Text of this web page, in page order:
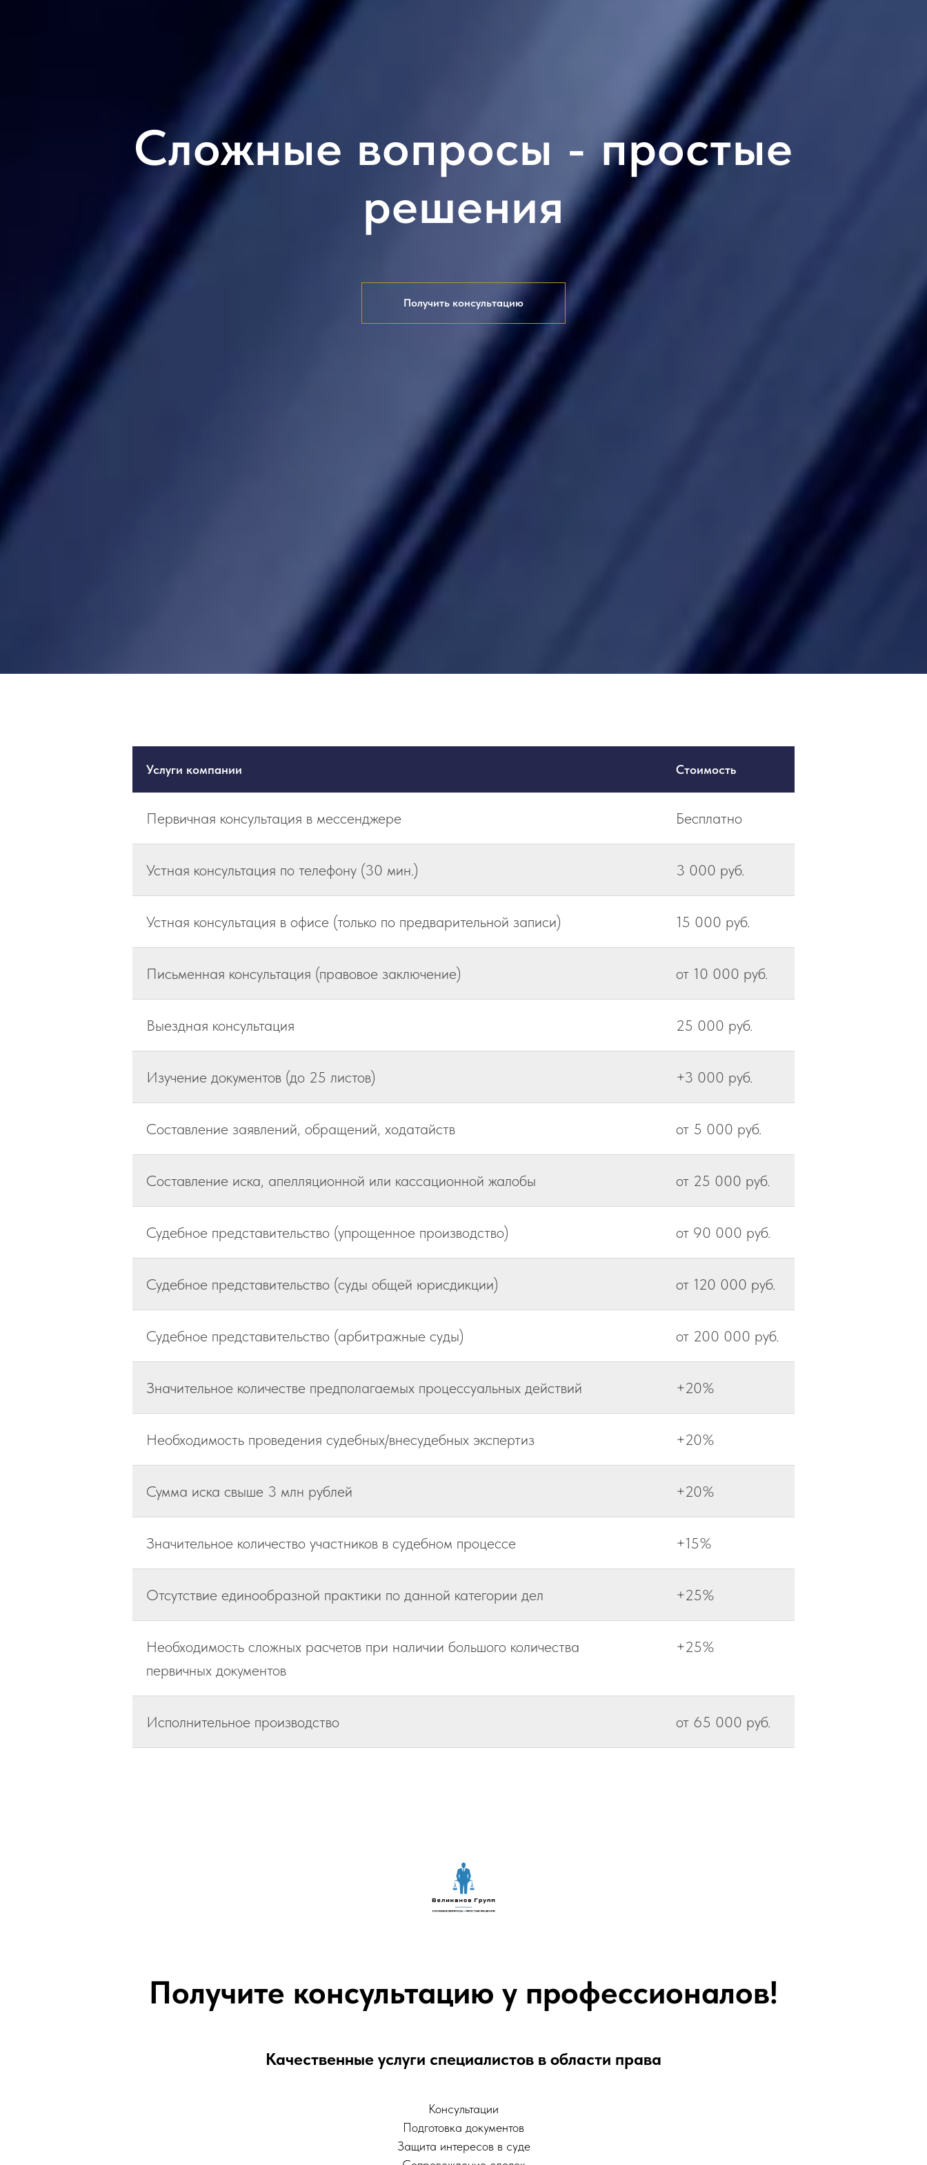
Сложные вопросы - простые
решения
Получить консультацию
Услуги компании Стоимость
Первичная консультация в мессенджере Бесплатно
Устная консультация по телефону (30 мин.) 3 000 руб.
Устная консультация в офисе (только по предварительной записи) 15 000 руб.
Письменная консультация (правовое заключение) от 10 000 руб.
Выездная консультация 25 000 руб.
Изучение документов (до 25 листов) +3 000 руб.
Составление заявлений, обращений, ходатайств от 5 000 руб.
Составление иска, апелляционной или кассационной жалобы от 25 000 руб.
Судебное представительство (упрощенное производство) от 90 000 руб.
Судебное представительство (суды общей юрисдикции) от 120 000 руб.
Судебное представительство (арбитражные суды) от 200 000 руб.
Значительное количестве предполагаемых процессуальных действий +20%
Необходимость проведения судебных/внесудебных экспертиз +20%
Сумма иска свыше 3 млн рублей +20%
Значительное количество участников в судебном процессе +15%
Отсутствие единообразной практики по данной категории дел +25%
Необходимость сложных расчетов при наличии большого количества
первичных документов
+25%
Исполнительное производство от 65 000 руб.
Получите консультацию у профессионалов!
Качественные услуги специалистов в области права
Консультации
Подготовка документов
Защита интересов в суде